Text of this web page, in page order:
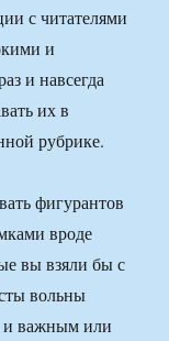
с читателями
и
и навсегда
их в
рубрике.
фигурантов
вроде
вы взяли бы с
вольны
и важным или